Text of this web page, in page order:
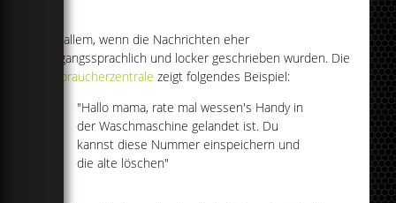
Vor allem, wenn die Nachrichten eher
umgangssprachlich und locker geschrieben wurden. Die
Verbraucherzentrale zeigt folgendes Beispiel:
"Hallo mama, rate mal wessen's Handy in
der Waschmaschine gelandet ist. Du
kannst diese Nummer einspeichern und
die alte löschen"